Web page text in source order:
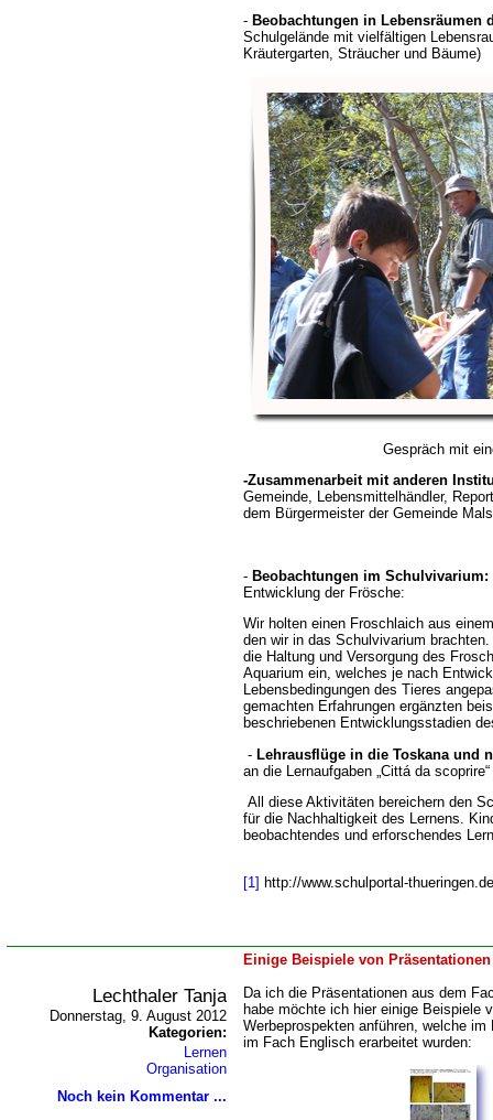
- Beobachtungen in Lebensräumen
Schulgelände mit vielfältigen
Kräutergarten, Sträucher und Bäume)
Gespräch mit
-Zusammenarbeit mit anderen
Gemeinde, Lebensmittelhändler,
dem Bürgermeister der Gemeinde
- Beobachtungen im Schulvivarium:
Entwicklung der Frösche:
Wir holten einen Froschlaich aus
den wir in das Schulvivarium
die Haltung und Versorgung des
Aquarium ein, welches je nach
Lebensbedingungen des Tieres
gemachten Erfahrungen ergänzten
beschriebenen Entwicklungsstadien
- Lehrausflüge in die Toskana und
an die Lernaufgaben „Cittá da scoprire“
All diese Aktivitäten bereichern den
für die Nachhaltigkeit des Lernens.
beobachtendes und erforschendes
[1] http://www.schulportal-
Einige Beispiele von
Lechthaler Tanja
Donnerstag, 9. August 2012
Kategorien:
Lernen
Organisation
Noch kein Kommentar ...
Da ich die Präsentationen aus dem
habe möchte ich hier einige Beispiele
Werbeprospekten anführen, welche
im Fach Englisch erarbeitet wurden: